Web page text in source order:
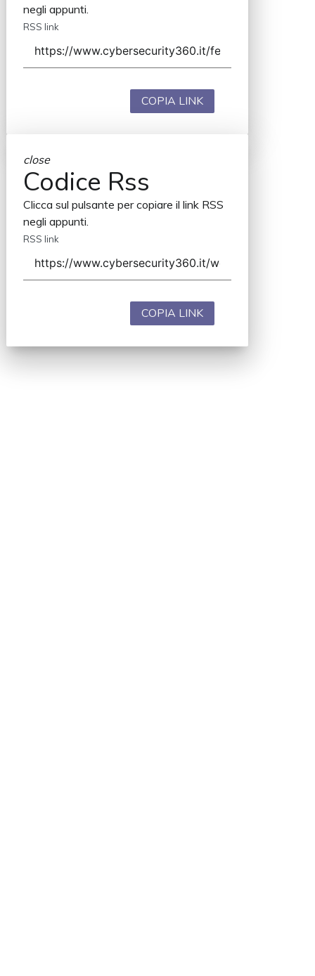
negli appunti.
RSS link
COPIA LINK
close
Codice Rss
Clicca sul pulsante per copiare il link RSS
negli appunti.
RSS link
COPIA LINK